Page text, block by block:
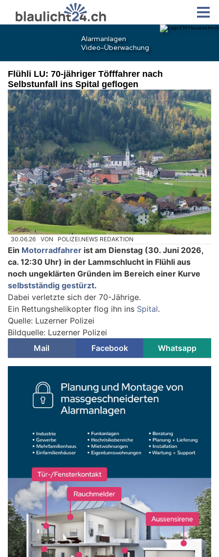
Flühli LU: 70-jähriger Töfffahrer nach
Selbstunfall ins Spital geflogen
30.06.26 VON POLIZEI.NEWS REDAKTION
Ein Motorradfahrer ist am Dienstag (30. Juni 2026,
ca. 12:30 Uhr) in der Lammschlucht in Flühli aus
noch ungeklärten Gründen im Bereich einer Kurve
selbstständig gestürzt.
Dabei verletzte sich der 70-Jährige.
Ein Rettungshelikopter flog ihn ins Spital.
Quelle: Luzerner Polizei
Bildquelle: Luzerner Polizei
Mail
Facebook Whatsapp